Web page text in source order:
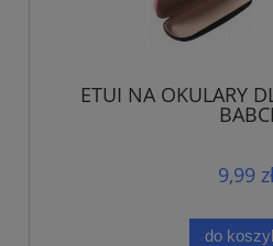
ETUI NA OKULARY
BABCI
9,99
do